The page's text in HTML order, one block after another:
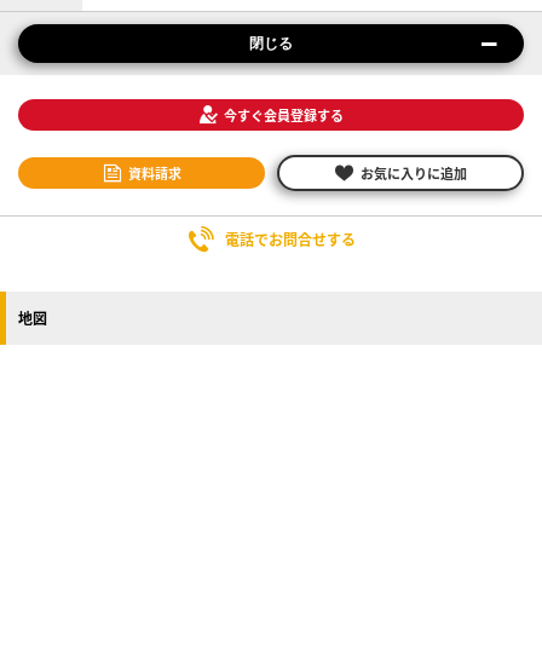
閉じる
今すぐ会員登録する
資料請求 お気に入りに追加
電話でお問合せする
地図